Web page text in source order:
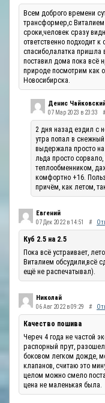
Всем доброго времени
трансформер,с
сроки,человек сразу
ответственно подходит
спасибо,палатка пришла
поставил дома пока всё
природе посмотрим как
Новосибирска.
Денис
07 Мар 2023 в 23:33 #
2 дня назад ездил с
утра попал в
выдержала просто на
льда просто
теплообменником,
комфортно +16.
причём, как летом,
Евгений
07 Дек 2022 в 14:51 #
Куб 2.5 на 2.5
Пока всё устраивает,
Виталием обсудили,всё
ещё не распечатывал).
Николай
06 Авг 2022 в 09:29 #
Качество пошива
Череч 4 года не частой
распорный прут,
боковом легком дожде,
клапанов, считаю это
целом можно смело
цена не маленькая была.